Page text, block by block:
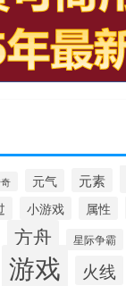
元气 元素
小游戏 属性
方舟 星际争霸
游戏 火线